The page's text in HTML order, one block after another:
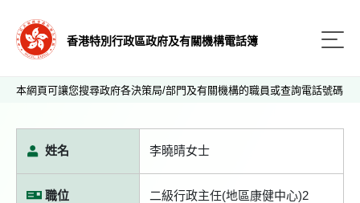
香港特別行政區政府及有關機構電話簿
本網頁可讓您搜尋政府各決策局/部門及有關機構的職員或查詢電話號碼
姓名 李曉晴女士
職位 二級行政主任(地區康健中心)2